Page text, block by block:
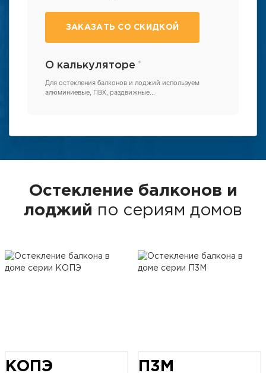
ЗАКАЗАТЬ СО СКИДКОЙ
О калькуляторе
Для остекления балконов и лоджий используем
алюминиевые, ПВХ, раздвижные...
Остекление балконов и
лоджий по сериям домов
КОПЭ П3М